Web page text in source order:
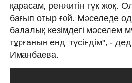
қарасам, ренжитін түк жоқ.
бағып отыр ғой. Мәселеде
балалық кезімдегі мәселем
тұрғанын енді түсіндім", -
Иманбаева.